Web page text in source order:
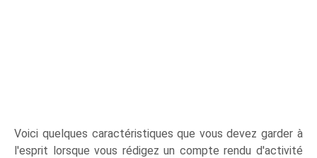
Voici quelques caractéristiques que vous devez garder à
l'esprit lorsque vous rédigez un compte rendu d'activité